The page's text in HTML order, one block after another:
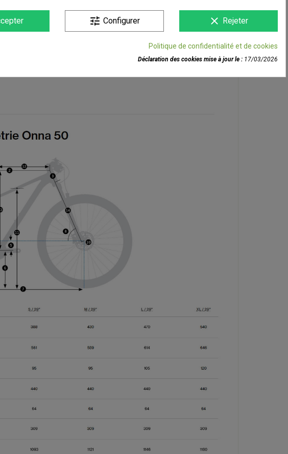
tune Configurer clear Rejeter
Politique de confidentialité et de cookies
Déclaration des cookies mise à jour le : 17/03/2026